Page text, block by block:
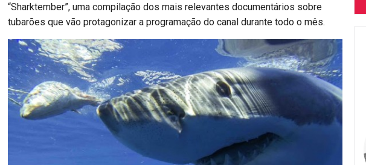
“Sharktember”, uma compilação dos mais relevantes documentários sobre
tubarões que vão protagonizar a programação do canal durante todo o mês.